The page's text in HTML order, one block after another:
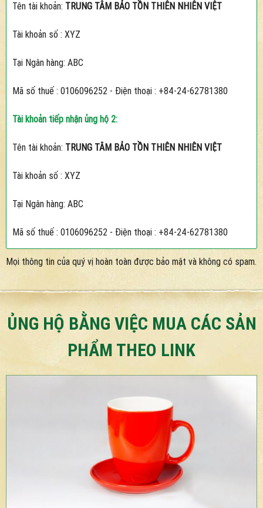
Tên tài khoản: TRUNG TÂM BẢO TỒN THIÊN NHIÊN VIỆT
Tài khoản số : XYZ
Tại Ngân hàng: ABC
Mã số thuế : 0106096252 - Điện thoại : +84-24-62781380
Tài khoản tiếp nhận ủng hộ 2:
Tên tài khoản: TRUNG TÂM BẢO TỒN THIÊN NHIÊN VIỆT
Tài khoản số : XYZ
Tại Ngân hàng: ABC
Mã số thuế : 0106096252 - Điện thoại : +84-24-62781380
Mọi thông tin của quý vị hoàn toàn được bảo mật và không có spam.
ỦNG HỘ BẰNG VIỆC MUA CÁC SẢN
PHẨM THEO LINK